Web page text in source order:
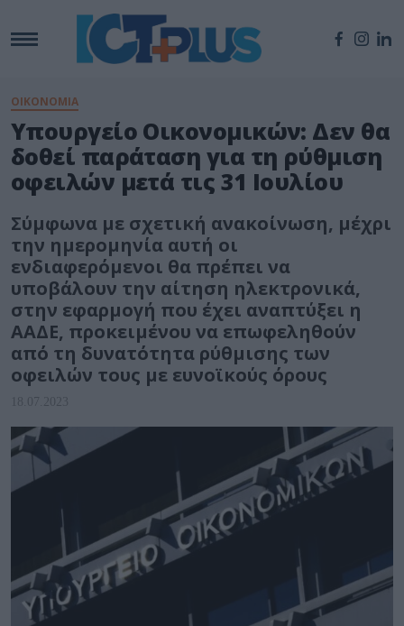
ΟΙΚΟΝΟΜΙΑ
Υπουργείο Οικονομικών: Δεν θα
δοθεί παράταση για τη ρύθμιση
οφειλών μετά τις 31 Ιουλίου
Σύμφωνα με σχετική ανακοίνωση, μέχρι
την ημερομηνία αυτή οι
ενδιαφερόμενοι θα πρέπει να
υποβάλουν την αίτηση ηλεκτρονικά,
στην εφαρμογή που έχει αναπτύξει η
ΑΑΔΕ, προκειμένου να επωφεληθούν
από τη δυνατότητα ρύθμισης των
οφειλών τους με ευνοϊκούς όρους
18.07.2023